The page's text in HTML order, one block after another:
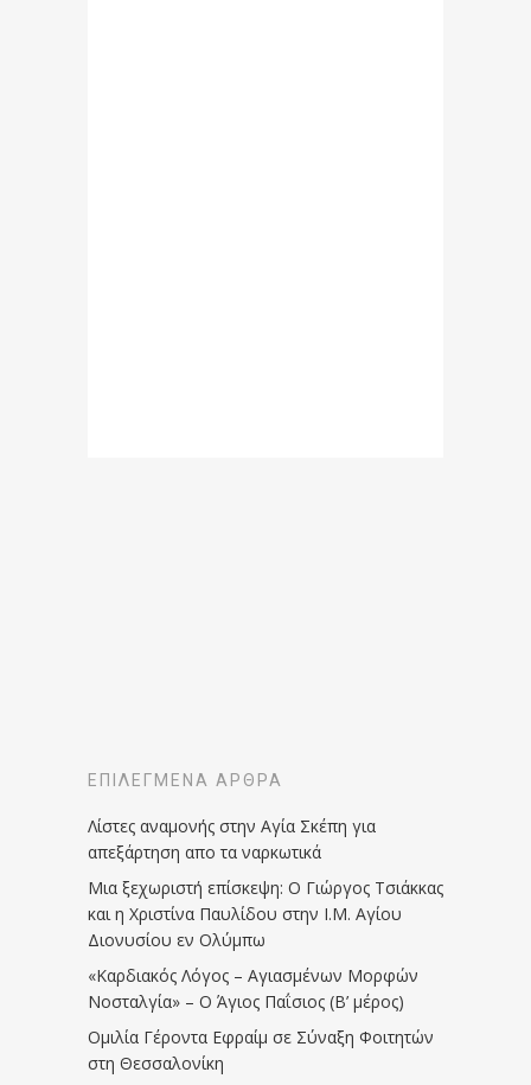
ΕΠΙΛΕΓΜΈΝΑ ΆΡΘΡΑ
Λίστες αναμονής στην Αγία Σκέπη για
απεξάρτηση απο τα ναρκωτικά
Μια ξεχωριστή επίσκεψη: Ο Γιώργος Τσιάκκας
και η Χριστίνα Παυλίδου στην Ι.Μ. Αγίου
Διονυσίου εν Ολύμπω
«Καρδιακός Λόγος – Αγιασμένων Μορφών
Νοσταλγία» – Ο Άγιος Παΐσιος (Β’ μέρος)
Ομιλία Γέροντα Εφραίμ σε Σύναξη Φοιτητών
στη Θεσσαλονίκη